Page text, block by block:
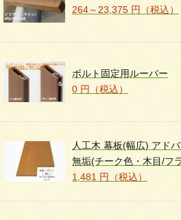
264～23,375 円（税込）
ボルト固定用ルーバー
0 円（税込）
人工木 幕板(幅広) アド
無垢(チーク色・木目/フ
1,481 円（税込）